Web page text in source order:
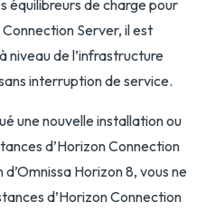
équilibreurs de charge pour
Server, il est
niveau de l’infrastructure
interruption de service.
une nouvelle installation ou
d’Horizon Connection
Horizon 8, vous ne
d’Horizon Connection